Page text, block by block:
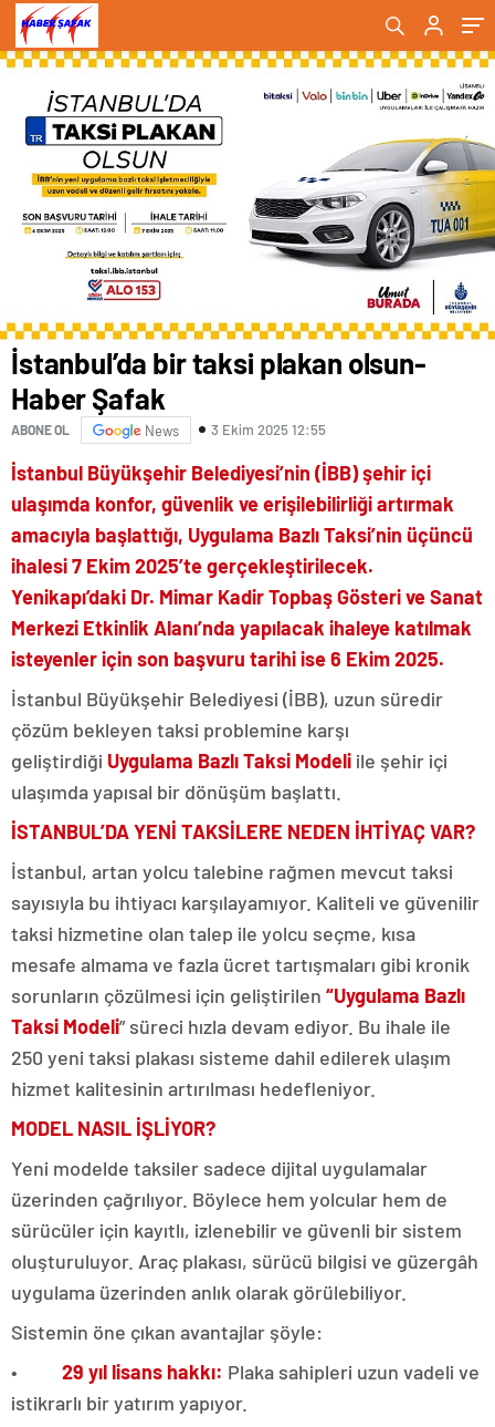
İstanbul’da bir taksi plakan olsun-
Haber Şafak
ABONE OL News 3 Ekim 2025 12:55
İstanbul Büyükşehir Belediyesi’nin (İBB) şehir içi
ulaşımda konfor, güvenlik ve erişilebilirliği artırmak
amacıyla başlattığı, Uygulama Bazlı Taksi’nin üçüncü
ihalesi 7 Ekim 2025’te gerçekleştirilecek.
Yenikapı’daki Dr. Mimar Kadir Topbaş Gösteri ve Sanat
Merkezi Etkinlik Alanı’nda yapılacak ihaleye katılmak
isteyenler için son başvuru tarihi ise 6 Ekim 2025.
İstanbul Büyükşehir Belediyesi (İBB), uzun süredir
çözüm bekleyen taksi problemine karşı
geliştirdiği Uygulama Bazlı Taksi Modeli ile şehir içi
ulaşımda yapısal bir dönüşüm başlattı.
İSTANBUL’DA YENİ TAKSİLERE NEDEN İHTİYAÇ VAR?
İstanbul, artan yolcu talebine rağmen mevcut taksi
sayısıyla bu ihtiyacı karşılayamıyor. Kaliteli ve güvenilir
taksi hizmetine olan talep ile yolcu seçme, kısa
mesafe almama ve fazla ücret tartışmaları gibi kronik
sorunların çözülmesi için geliştirilen “Uygulama Bazlı
Taksi Modeli” süreci hızla devam ediyor. Bu ihale ile
250 yeni taksi plakası sisteme dahil edilerek ulaşım
hizmet kalitesinin artırılması hedefleniyor.
MODEL NASIL İŞLİYOR?
Yeni modelde taksiler sadece dijital uygulamalar
üzerinden çağrılıyor. Böylece hem yolcular hem de
sürücüler için kayıtlı, izlenebilir ve güvenli bir sistem
oluşturuluyor. Araç plakası, sürücü bilgisi ve güzergâh
uygulama üzerinden anlık olarak görülebiliyor.
Sistemin öne çıkan avantajlar şöyle:
• 29 yıl lisans hakkı: Plaka sahipleri uzun vadeli ve
istikrarlı bir yatırım yapıyor.